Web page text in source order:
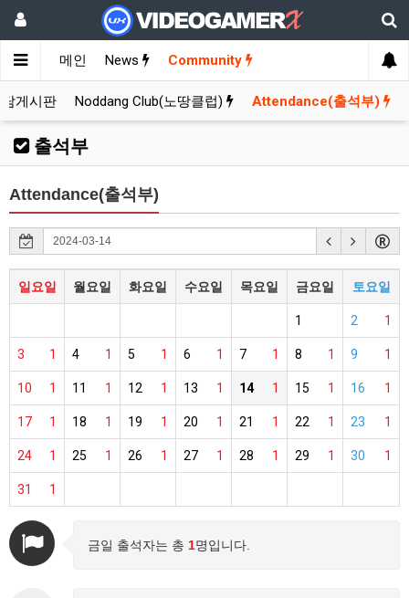
메인 News Community
게시판 Noddang Club(노땅클럽) Attendance(출석부)
출석부
Attendance(출석부)
일요일 월요일 화요일 수요일 목요일 금요일 토요일
1 1
2
1
3 1
4 1
5 1
6 1
7 1
8 1
9
1
10 1
11 1
12 1
13 1
14 1
15 1
16
1
17 1
18 1
19 1
20 1
21 1
22 1
23
1
24 1
25 1
26 1
27 1
28 1
29 1
30
1
31
금일 출석자는 총 1명입니다.